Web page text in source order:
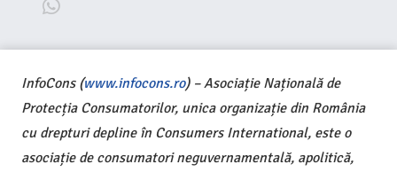
InfoCons (www.infocons.ro) – Asociație Națională de
Protecția Consumatorilor, unica organizație din România
cu drepturi depline în Consumers International, este o
asociație de consumatori neguvernamentală, apolitică,